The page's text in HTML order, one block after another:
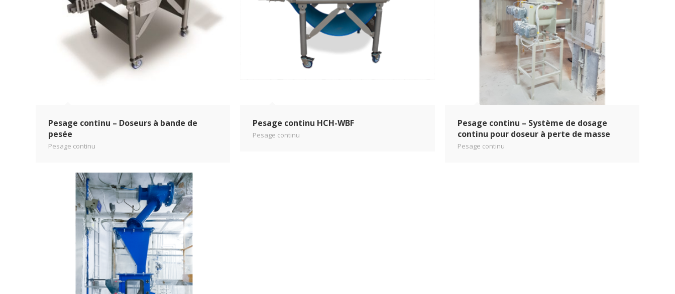
Pesage continu – Doseurs à bande de
pesée
Pesage continu
Pesage continu HCH-WBF
Pesage continu
Pesage continu – Système de dosage
continu pour doseur à perte de masse
Pesage continu